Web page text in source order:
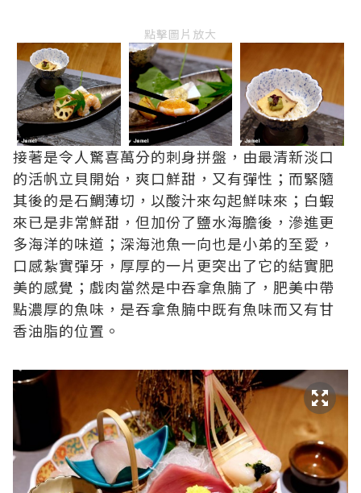
點擊圖片放大
接著是令人驚喜萬分的刺身拼盤，由最清新淡口
的活帆立貝開始，爽口鮮甜，又有彈性；而緊隨
其後的是石鯛薄切，以酸汁來勾起鮮味來；白蝦
來已是非常鮮甜，但加份了鹽水海膽後，滲進更
多海洋的味道；深海池魚一向也是小弟的至愛，
口感紮實彈牙，厚厚的一片更突出了它的結實肥
美的感覺；戲肉當然是中吞拿魚腩了，肥美中帶
點濃厚的魚味，是吞拿魚腩中既有魚味而又有甘
香油脂的位置。